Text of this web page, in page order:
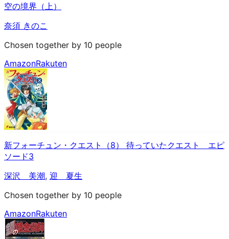
空の境界（上）
奈須 きのこ
Chosen together by 10 people
AmazonRakuten
新フォーチュン・クエスト（8） 待っていたクエスト エピ
ソード3
深沢 美潮, 迎 夏生
Chosen together by 10 people
AmazonRakuten